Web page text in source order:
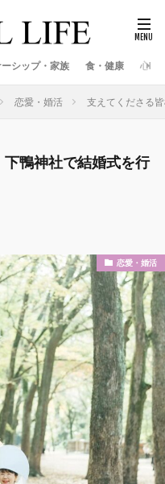
シップ・家族 食・健康 心
恋愛・婚活 支えてくださる
鴨神社で結婚式を行
恋愛・婚活